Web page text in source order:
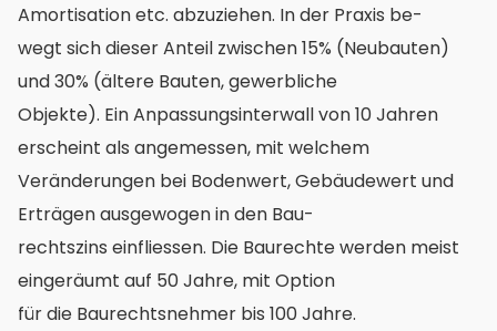
Amortisation etc. abzuziehen. In der Praxis be-
wegt sich dieser Anteil zwischen 15% (Neubauten)
und 30% (ältere Bauten, gewerbliche
Objekte). Ein Anpassungsinterwall von 10 Jahren
erscheint als angemessen, mit welchem
Veränderungen bei Bodenwert, Gebäudewert und
Erträgen ausgewogen in den Bau-
rechtszins einfliessen. Die Baurechte werden meist
eingeräumt auf 50 Jahre, mit Option
für die Baurechtsnehmer bis 100 Jahre.